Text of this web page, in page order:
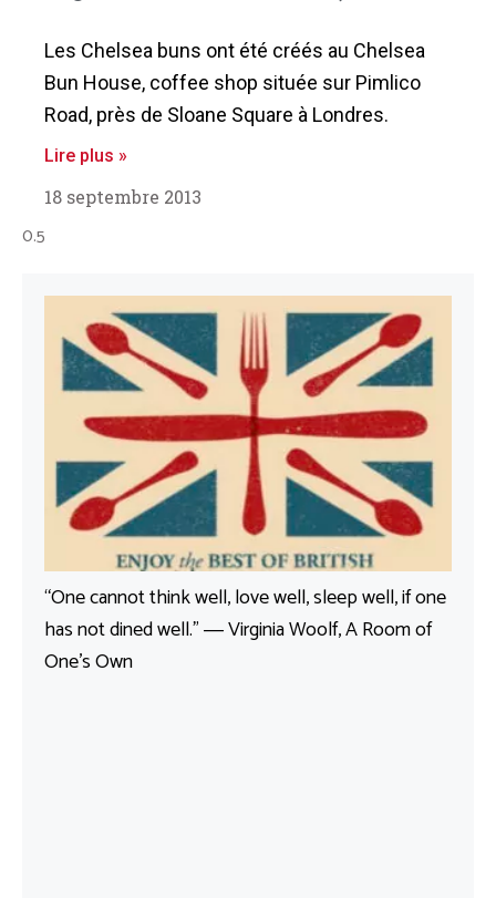
Les Chelsea buns ont été créés au Chelsea
Bun House, coffee shop située sur Pimlico
Road, près de Sloane Square à Londres.
Lire plus »
18 septembre 2013
“One cannot think well, love well, sleep well, if one
has not dined well.” ― Virginia Woolf, A Room of
One’s Own